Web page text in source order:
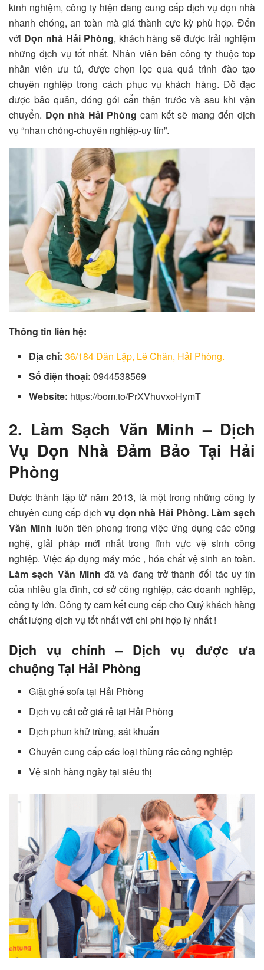
kinh nghiệm, công ty hiện đang cung cấp dịch vụ dọn nhà
nhanh chóng, an toàn mà giá thành cực kỳ phù hợp. Đến
với Dọn nhà Hải Phòng, khách hàng sẽ được trải nghiệm
những dịch vụ tốt nhất. Nhân viên bên công ty thuộc top
nhân viên ưu tú, được chọn lọc qua quá trình đào tạo
chuyên nghiệp trong cách phục vụ khách hàng. Đồ đạc
được bảo quản, đóng gói cẩn thận trước và sau khi vận
chuyển. Dọn nhà Hải Phòng cam kết sẽ mang đến dịch
vụ “nhan chóng-chuyên nghiệp-uy tín”.
Thông tin liên hệ:
Địa chỉ:36/184 Dân Lập, Lê Chân, Hải Phòng.
Số điện thoại:0944538569
Website: https://bom.to/PrXVhuvxoHymT
2. Làm Sạch Văn Minh – Dịch
Vụ Dọn Nhà Đảm Bảo Tại Hải
Phòng
Được thành lập từ năm 2013, là một trong những công ty
chuyên cung cấp dịch vụ dọn nhà Hải Phòng. Làm sạch
Văn Minh luôn tiên phong trong việc ứng dụng các công
nghệ, giải pháp mới nhất trong lĩnh vực vệ sinh công
nghiệp. Việc áp dụng máy móc , hóa chất vệ sinh an toàn.
Làm sạch Văn Minh đã và đang trở thành đối tác uy tín
của nhiều gia đình, cơ sở công nghiệp, các doanh nghiệp,
công ty lớn. Công ty cam kết cung cấp cho Quý khách hàng
chất lượng dịch vụ tốt nhất với chi phí hợp lý nhất !
Dịch vụ chính – Dịch vụ được ưa
chuộng Tại Hải Phòng
Giặt ghế sofa tại Hải Phòng
Dịch vụ cắt cở giá rẻ tại Hải Phòng
Dịch phun khử trùng, sát khuẩn
Chuyên cung cấp các loại thùng rác công nghiệp
Vệ sinh hàng ngày tại siêu thị